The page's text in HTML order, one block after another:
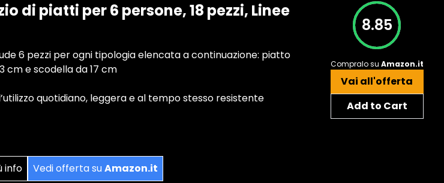
di piatti per 6 persone, 18 pezzi, Linee
6 pezzi per ogni tipologia elencata a continuazione: piatto
cm e scodella da 17 cm
quotidiano, leggera e al tempo stesso resistente
info Vedi offerta suAmazon.it
8.85
Compralo su Amazon.it
Vai all'offerta
Add to Cart